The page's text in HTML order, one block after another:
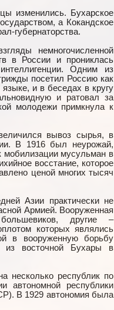
изменились. Бухарское
а Кокандское
губернаторства.
немногочисленной
в России и прониклась
Одним из
посетил Россию как
и в беседах в кругу
и ратовал за
молодежи примкнула к
вывоз сырья, в
В 1916 был неурожай,
мобилизации мусульман в
восстание, которое
ценой многих тысяч
Азии практически не
Армией. Вооруженная
другие –
которых являлись
в вооруженную борьбу
из восточной Бухары в
несколько республик по
автономной республики
В 1929 автономия была